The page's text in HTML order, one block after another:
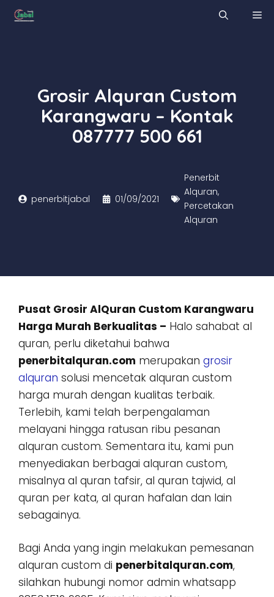
Skip
Grosir Alquran Custom
Karangwaru – Kontak
087777 500 661
penerbitjabal 01/09/2021
Penerbit
Alquran,
Percetakan
Alquran
Pusat Grosir AlQuran Custom Karangwaru
Harga Murah Berkualitas – Halo sahabat al
quran, perlu diketahui bahwa
penerbitalquran.com merupakan grosir
alquran solusi mencetak alquran custom
harga murah dengan kualitas terbaik.
Terlebih, kami telah berpengalaman
melayani hingga ratusan ribu pesanan
alquran custom. Sementara itu, kami pun
menyediakan berbagai alquran custom,
misalnya al quran tafsir, al quran tajwid, al
quran per kata, al quran hafalan dan lain
sebagainya.
Bagi Anda yang ingin melakukan pemesanan
alquran custom di penerbitalquran.com,
silahkan hubungi nomor admin whatsapp